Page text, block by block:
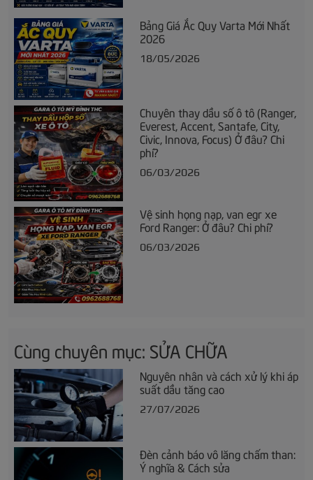
Bảng Giá Ắc Quy Varta Mới Nhất
2026
18/05/2026
Chuyên thay dầu số ô tô (Ranger,
Everest, Accent, Santafe, City,
Civic, Innova, Focus) Ở đâu? Chi
phí?
06/03/2026
Vệ sinh họng nạp, van egr xe
Ford Ranger: Ở đâu? Chi phí?
06/03/2026
Cùng chuyên mục: SỬA CHỮA
Nguyên nhân và cách xử lý khi áp
suất dầu tăng cao
27/07/2026
Đèn cảnh báo vô lăng chấm than:
Ý nghĩa & Cách sửa